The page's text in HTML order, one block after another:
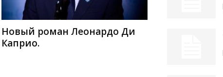
Новый роман Леонардо Ди
Каприо.